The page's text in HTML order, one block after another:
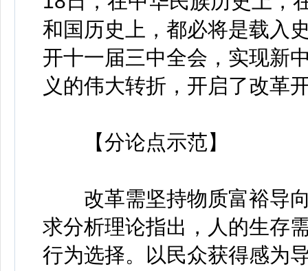
和国历史上，都必将是载入
开十一届三中全会，实现新
义的伟大转折，开启了改革
【分论点示范】
改革需坚持物质富裕导向
求分析理论指出，人的生存
行为选择。以民众获得感为